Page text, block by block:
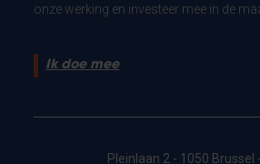
onze werking en investeer mee in de
Ik doe mee
Pleinlaan 2 - 1050 Brussel